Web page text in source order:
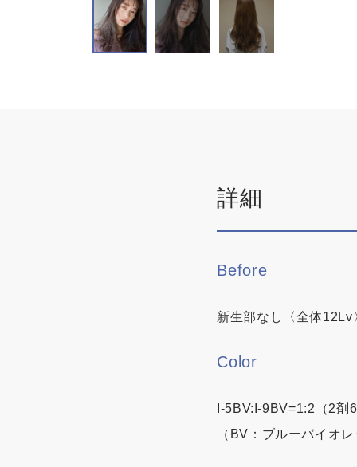
詳細
Before
新生部なし〈全体12Lv
Color
I-5BV:I-9BV=1:2（2剤
（BV：ブルーバイオ